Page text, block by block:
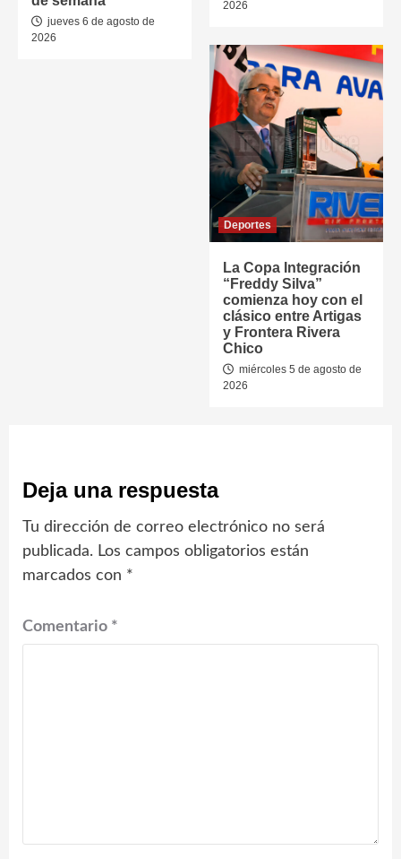
jueves 6 de agosto de
2026
2026
Deportes
La Copa Integración
“Freddy Silva”
comienza hoy con el
clásico entre Artigas
y Frontera Rivera
Chico
miércoles 5 de agosto de
2026
Deja una respuesta
Tu dirección de correo electrónico no será
publicada. Los campos obligatorios están
marcados con *
Comentario *